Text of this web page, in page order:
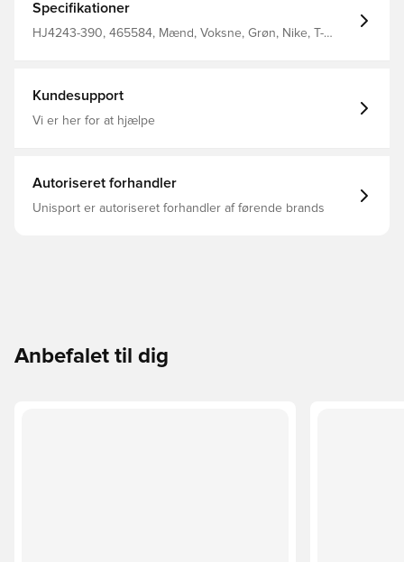
Specifikationer
HJ4243-390, 465584, Mænd, Voksne, Grøn, Nike, T-
Kundesupport
Vi er her for at hjælpe
Autoriseret forhandler
Unisport er autoriseret forhandler af førende brands
Anbefalet til dig